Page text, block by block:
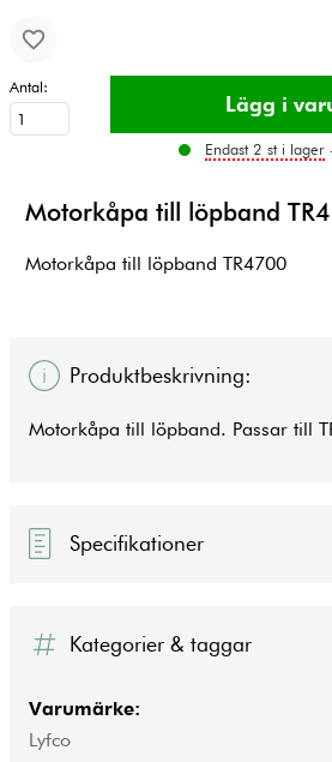
Antal:
Endast 2 st i lager
Motorkåpa till löpband
Motorkåpa till löpband TR4700
Produktbeskrivning:
Motorkåpa till löpband. Passar till
Specifikationer
Kategorier & taggar
Varumärke:
Lyfco